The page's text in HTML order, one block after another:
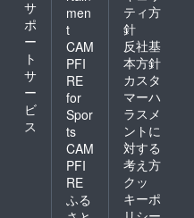
サ
ポ
ー
ト
サ
ー
ビ
ス
men
t
CAM
PFI
RE
for
Spor
ts
CAM
PFI
RE
ふる
ティ方
針
反社基
本方針
カスタ
マーハ
ラスメ
ントに
対する
考え方
クッ
キーポ